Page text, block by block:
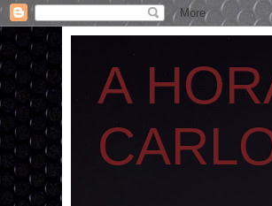
A